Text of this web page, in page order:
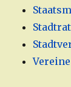
Stadtrat
Vereine